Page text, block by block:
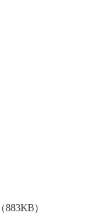
（883KB）